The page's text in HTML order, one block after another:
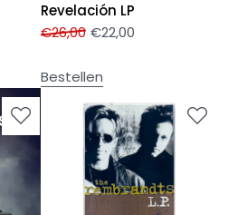
Revelación LP
€26,00 €22,00
Bestellen